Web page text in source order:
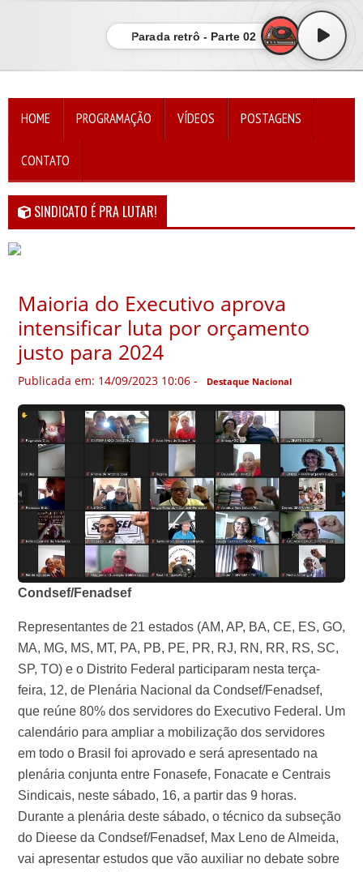
Parada retrô - Parte 02
HOME PROGRAMAÇÃO VÍDEOS POSTAGENS
CONTATO
SINDICATO É PRA LUTAR!
Maioria do Executivo aprova
intensificar luta por orçamento
justo para 2024
Publicada em: 14/09/2023 10:06 - Destaque Nacional
Condsef/Fenadsef
Representantes de 21 estados (AM, AP, BA, CE, ES, GO,
MA, MG, MS, MT, PA, PB, PE, PR, RJ, RN, RR, RS, SC,
SP, TO) e o Distrito Federal participaram nesta terça-
feira, 12, de Plenária Nacional da Condsef/Fenadsef,
que reúne 80% dos servidores do Executivo Federal. Um
calendário para ampliar a mobilização dos servidores
em todo o Brasil foi aprovado e será apresentado na
plenária conjunta entre Fonasefe, Fonacate e Centrais
Sindicais, neste sábado, 16, a partir das 9 horas.
Durante a plenária deste sábado, o técnico da subseção
do Dieese da Condsef/Fenadsef, Max Leno de Almeida,
vai apresentar estudos que vão auxiliar no debate sobre